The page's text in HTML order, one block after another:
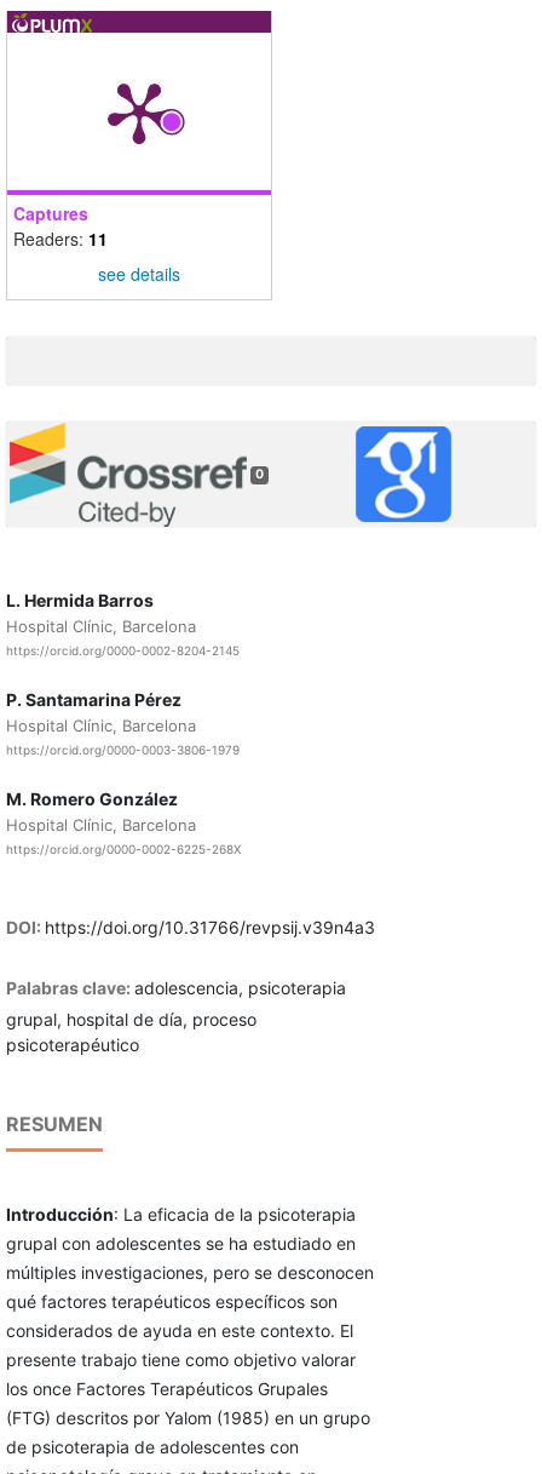
Captures
Readers: 11
see details
0
L. Hermida Barros
Hospital Clínic, Barcelona
https://orcid.org/0000-0002-8204-2145
P. Santamarina Pérez
Hospital Clínic, Barcelona
https://orcid.org/0000-0003-3806-1979
M. Romero González
Hospital Clínic, Barcelona
https://orcid.org/0000-0002-6225-268X
DOI: https://doi.org/10.31766/revpsij.v39n4a3
Palabras clave: adolescencia, psicoterapia
grupal, hospital de día, proceso
psicoterapéutico
RESUMEN
Introducción: La eficacia de la psicoterapia
grupal con adolescentes se ha estudiado en
múltiples investigaciones, pero se desconocen
qué factores terapéuticos específicos son
considerados de ayuda en este contexto. El
presente trabajo tiene como objetivo valorar
los once Factores Terapéuticos Grupales
(FTG) descritos por Yalom (1985) en un grupo
de psicoterapia de adolescentes con